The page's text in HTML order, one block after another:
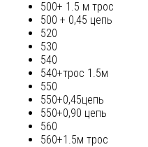
500+ 1.5 м трос
500 + 0,45 цепь
520
530
540
540+трос 1.5м
550
550+0,45цепь
550+0,90 цепь
560
560+1.5м трос